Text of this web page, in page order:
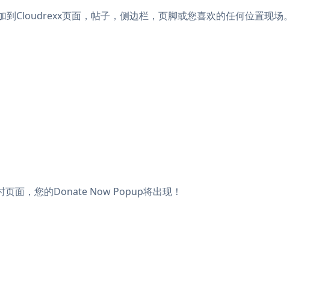
页面，帖子，侧边栏，页脚或您喜欢的任何位置现场。
面，您的Donate Now Popup将出现！